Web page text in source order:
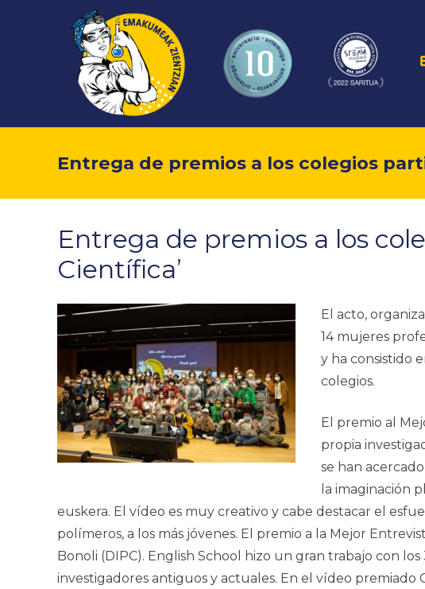
Entrega de premios a los colegios
Entrega de premios a los
Científica’
El acto,
14 mujeres
y ha consistido
colegios.
El premio al
propia
se han
la imaginación
euskera. El vídeo es muy creativo y cabe destacar el
polímeros, a los más jóvenes. El premio a la Mejor
Bonoli (DIPC). English School hizo un gran trabajo con
investigadores antiguos y actuales. En el vídeo premiado